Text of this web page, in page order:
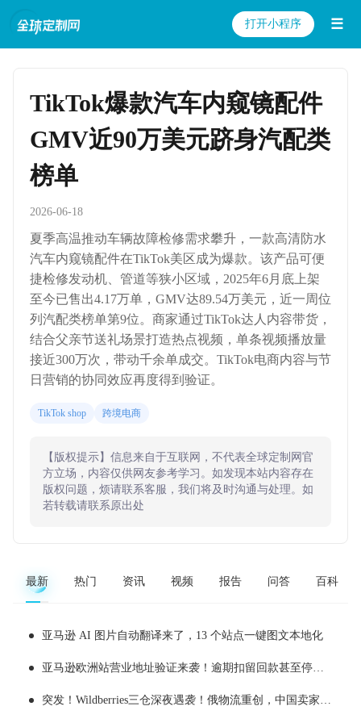
打开小程序 ☰
TikTok爆款汽车内窥镜配件
GMV近90万美元跻身汽配类
榜单
2026-06-18
夏季高温推动车辆故障检修需求攀升，一款高清防水
汽车内窥镜配件在TikTok美区成为爆款。该产品可便
捷检修发动机、管道等狭小区域，2025年6月底上架
至今已售出4.17万单，GMV达89.54万美元，近一周位
列汽配类榜单第9位。商家通过TikTok达人内容带货，
结合父亲节送礼场景打造热点视频，单条视频播放量
接近300万次，带动千余单成交。TikTok电商内容与节
日营销的协同效应再度得到验证。
TikTok shop 跨境电商
【版权提示】信息来自于互联网，不代表全球定制网官
方立场，内容仅供网友参考学习。如发现本站内容存在
版权问题，烦请联系客服，我们将及时沟通与处理。如
若转载请联系原出处
最新 热门 资讯 视频 报告 问答 百科
亚马逊 AI 图片自动翻译来了，13 个站点一键图文本地化
亚马逊欧洲站营业地址验证来袭！逾期扣留回款甚至停用账户
突发！Wildberries三仓深夜遇袭！俄物流重创，中国卖家旺季备货踩雷